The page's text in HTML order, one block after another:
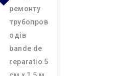
ремонту
трубопров
одів
bande de
reparatio 5